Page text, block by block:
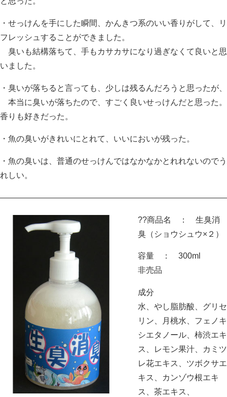
・せっけんを手にした瞬間、かんきつ系のいい香りがして、リ
フレッシュすることができました。
臭いも結構落ちて、手もカサカサになり過ぎなくて良いと思
いました。
・臭いが落ちると言っても、少しは残るんだろうと思ったが、
本当に臭いが落ちたので、すごく良いせっけんだと思った。
香りも好きだった。
・魚の臭いがきれいにとれて、いいにおいが残った。
・魚の臭いは、普通のせっけんではなかなかとれれないのでう
れしい。
??商品名 ： 生臭消
臭（ショウシュウ×２）
容量 ： 300ml
非売品
成分
水、やし脂肪酸、グリセ
リン、月桃水、フェノキ
シエタノール、柿渋エキ
ス、レモン果汁、カミツ
レ花エキス、ツボクサエ
キス、カンゾウ根エキ
ス、茶エキス、